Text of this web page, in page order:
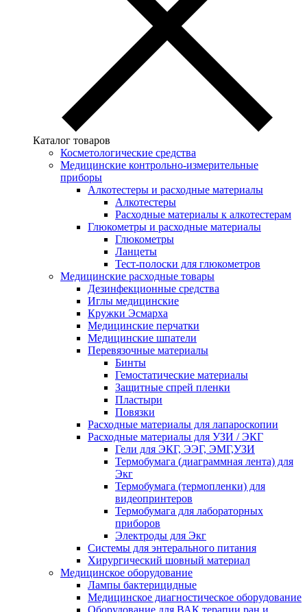
Каталог товаров
Косметологические средства
Медицинские контрольно-измерительные
приборы
Алкотестеры и расходные материалы
Алкотестеры
Расходные материалы к алкотестерам
Глюкометры и расходные материалы
Глюкометры
Ланцеты
Тест-полоски для глюкометров
Медицинские расходные товары
Дезинфекционные средства
Иглы медицинские
Кружки Эсмарха
Медицинские перчатки
Медицинские шпатели
Перевязочные материалы
Бинты
Гемостатические материалы
Защитные спрей пленки
Пластыри
Повязки
Расходные материалы для лапароскопии
Расходные материалы для УЗИ / ЭКГ
Гели для ЭКГ, ЭЭГ, ЭМГ,УЗИ
Термобумага (диаграммная лента) для
Экг
Термобумага (термопленки) для
видеопринтеров
Термобумага для лабораторных
приборов
Электроды для Экг
Системы для энтерального питания
Хирургический шовный материал
Медицинское оборудование
Лампы бактерицидные
Медицинское диагностическое оборудование